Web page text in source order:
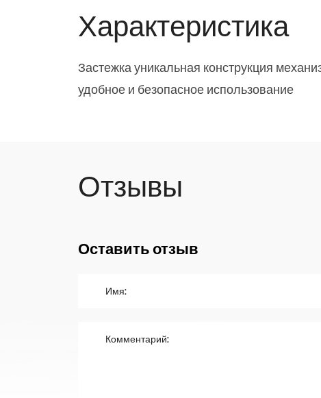
Характеристика
Застежка уникальная конструкция
удобное и безопасное использование
Отзывы
Оставить отзыв